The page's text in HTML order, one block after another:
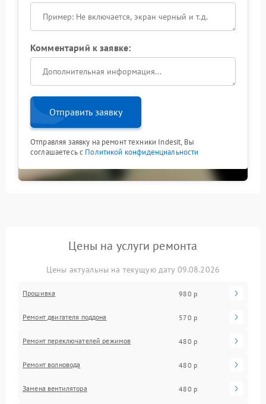
Комментарий к заявке:
Отправить заявку
Отправляя заявку на ремонт техники Indesit, Вы
соглашаетесь с Политикой конфиденциальности
Цены на услуги ремонта
Цены актуальны на текущую дату 09.08.2026
Прошивка 980 р
Ремонт двигателя поддона 570 р
Ремонт переключателей режимов 480 р
Ремонт волновода 480 р
Замена вентилятора 480 р